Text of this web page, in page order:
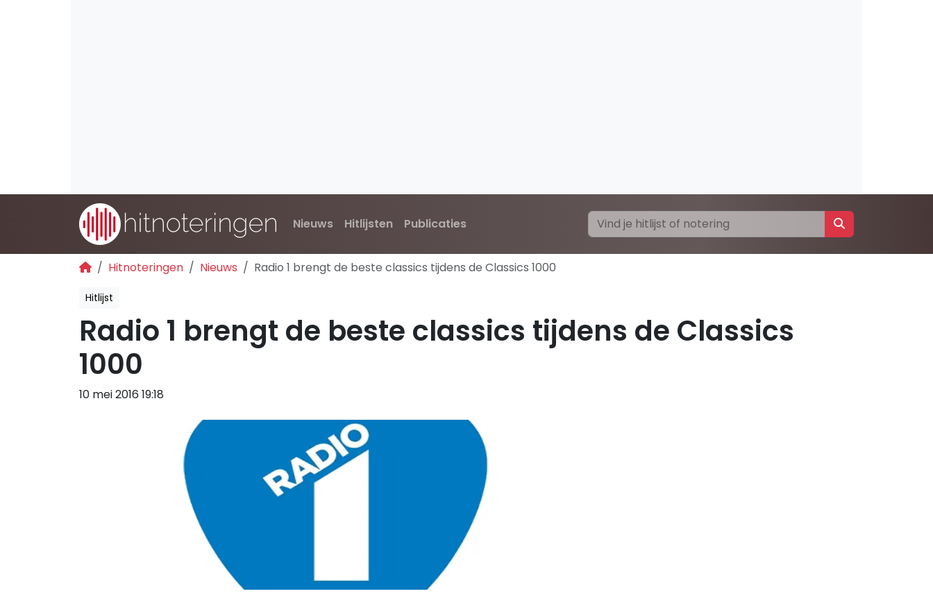
Nieuws Hitlijsten Publicaties
Hitnoteringen Nieuws Radio 1 brengt de beste classics tijdens de Classics 1000
Hitlijst
Radio 1 brengt de beste classics tijdens de Classics
1000
10 mei 2016 19:18